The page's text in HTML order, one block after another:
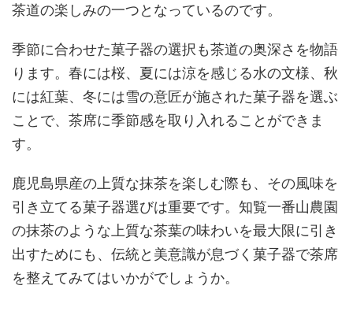
茶道の楽しみの一つとなっているのです。
季節に合わせた菓子器の選択も茶道の奥深さを物語
ります。春には桜、夏には涼を感じる水の文様、秋
には紅葉、冬には雪の意匠が施された菓子器を選ぶ
ことで、茶席に季節感を取り入れることができま
す。
鹿児島県産の上質な抹茶を楽しむ際も、その風味を
引き立てる菓子器選びは重要です。知覧一番山農園
の抹茶のような上質な茶葉の味わいを最大限に引き
出すためにも、伝統と美意識が息づく菓子器で茶席
を整えてみてはいかがでしょうか。